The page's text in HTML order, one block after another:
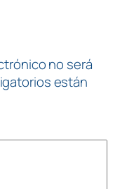
no será
están